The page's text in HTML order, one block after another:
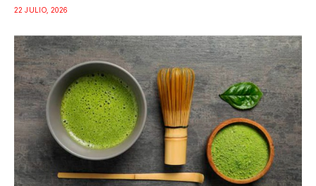
22 JULIO, 2026